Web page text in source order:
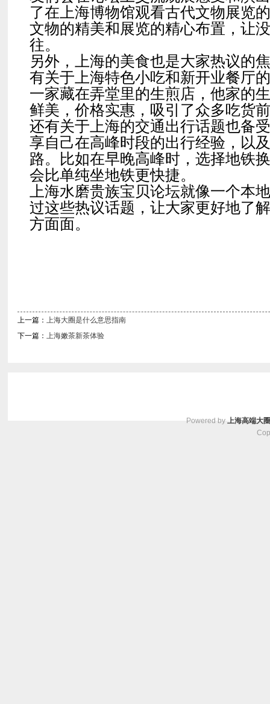
了在上海博物馆观看古代文物展览
文物的精美和展览的精心布置，让
往。
另外，上海的美食也是大家热议的
有关于上海特色小吃和新开业餐厅
一家藏在弄堂里的生煎店，他家的
鲜美，价格实惠，吸引了众多吃货
还有关于上海的交通出行话题也备
享自己在高峰时段的出行经验，以
路。比如在早晚高峰时，选择地铁
会比单纯坐地铁更快捷。
上海水磨贵族宝贝论坛就像一个本
过这些热议话题，让大家更好地了
方面面。
上一篇： 上海大圈是什么意思指南
下一篇： 上海嫩茶新茶体验
Powered by 上海高端大